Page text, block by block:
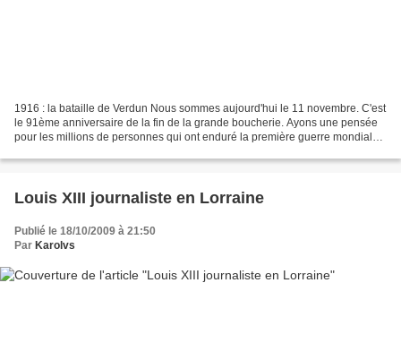
1916 : la bataille de Verdun Nous sommes aujourd'hui le 11 novembre. C'est
le 91ème anniversaire de la fin de la grande boucherie. Ayons une pensée
pour les millions de personnes qui ont enduré la première guerre mondiale.
Louis XIII journaliste en Lorraine
Publié le 18/10/2009 à 21:50
Par Karolvs